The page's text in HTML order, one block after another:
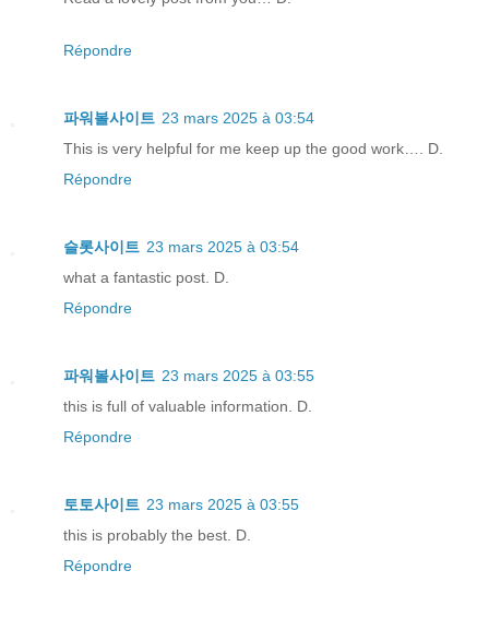
Répondre
파워볼사이트 23 mars 2025 à 03:54
This is very helpful for me keep up the good work…. D.
Répondre
슬롯사이트 23 mars 2025 à 03:54
what a fantastic post. D.
Répondre
파워볼사이트 23 mars 2025 à 03:55
this is full of valuable information. D.
Répondre
토토사이트 23 mars 2025 à 03:55
this is probably the best. D.
Répondre